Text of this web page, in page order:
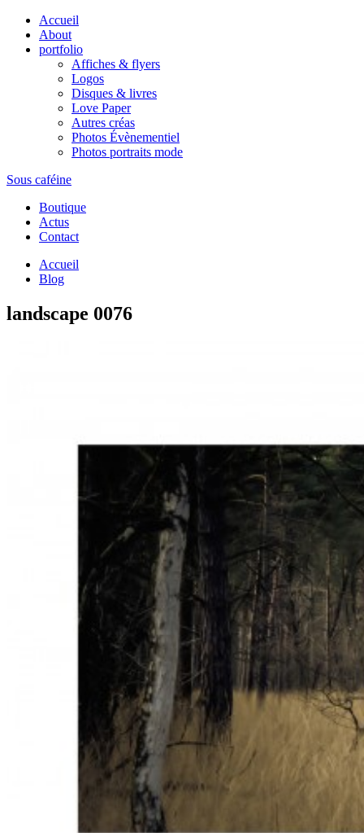
Accueil
About
portfolio
Affiches & flyers
Logos
Disques & livres
Love Paper
Autres créas
Photos Évènementiel
Photos portraits mode
Sous caféine
Boutique
Actus
Contact
Accueil
Blog
landscape 0076